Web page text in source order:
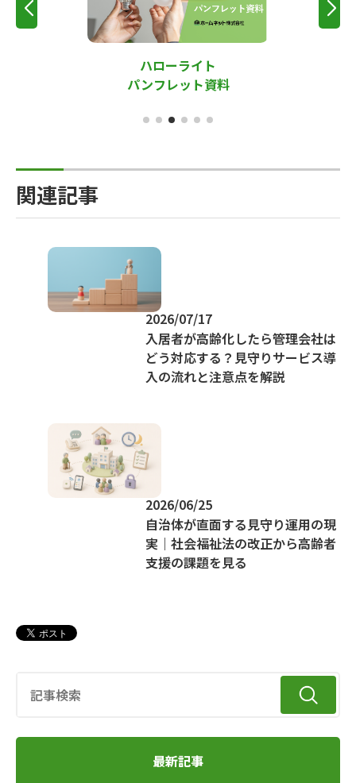
ハローライト
パンフレット資料
関連記事
2026/07/17
入居者が高齢化したら管理会社は
どう対応する？見守りサービス導
入の流れと注意点を解説
2026/06/25
自治体が直面する見守り運用の現
実｜社会福祉法の改正から高齢者
支援の課題を見る
最新記事